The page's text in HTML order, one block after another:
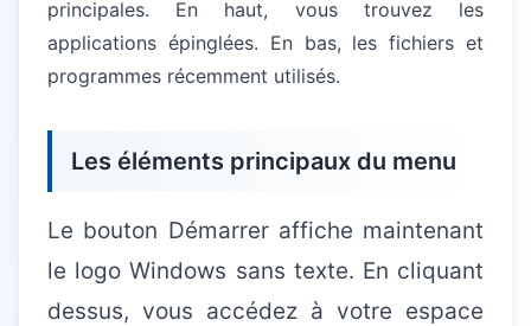
principales. En haut, vous trouvez les
applications épinglées. En bas, les fichiers et
programmes récemment utilisés.
Les éléments principaux du menu
Le bouton Démarrer affiche maintenant
le logo Windows sans texte. En cliquant
dessus, vous accédez à votre espace